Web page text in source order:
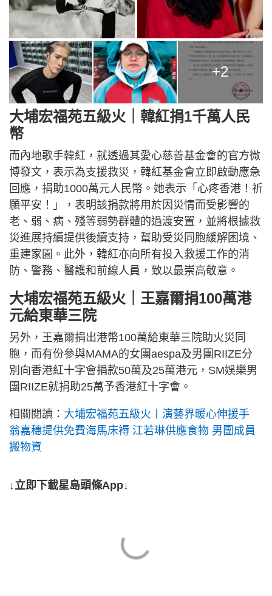
+2
大埔宏福苑五級火｜韓紅捐1千萬人民
幣
而內地歌手韓紅，就透過其愛心慈善基金會的官方微
博發文，表示為支援救災，韓紅基金會立即啟動應急
回應，捐助1000萬元人民幣。她表示「心疼香港！祈
願平安！」，表明該捐款將用於因災情而受影響的
老、弱、病、殘等弱勢群體的過渡安置，並將根據救
災進展持續提供後續支持，幫助受災同胞緩解困境、
重建家園。此外，韓紅亦向所有投入救援工作的消
防、警務、醫護和前線人員，致以最崇高敬意。
大埔宏福苑五級火｜王嘉爾捐100萬港
元給東華三院
另外，王嘉爾捐出港幣100萬給東華三院助火災同
胞，而有份參與MAMA的女團aespa及男團RIIZE分
別向香港紅十字會捐款50萬及25萬港元，SM娛樂男
團RIIZE就捐助25萬予香港紅十字會。
相關閱讀： 大埔宏福苑五級火丨演藝界暖心伸援手
翁嘉穗提供免費海馬床褥 江若琳供應食物 男團成員
搬物資
↓立即下載星島頭條App↓